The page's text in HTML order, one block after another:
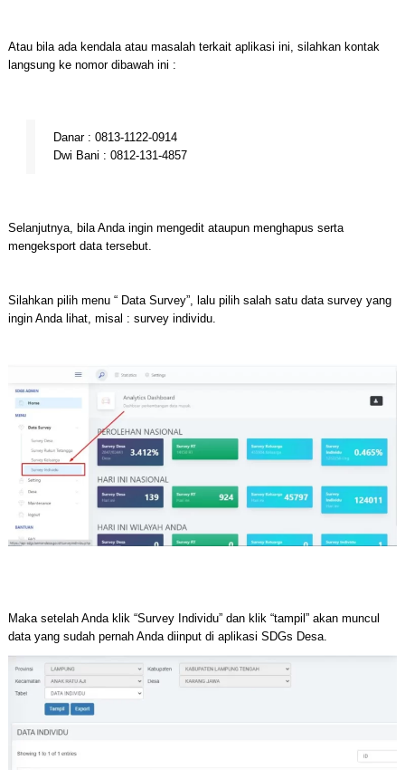
Atau bila ada kendala atau masalah terkait aplikasi ini, silahkan kontak
langsung ke nomor dibawah ini :
Danar : 0813-1122-0914
Dwi Bani : 0812-131-4857
Selanjutnya, bila Anda ingin mengedit ataupun menghapus serta
mengeksport data tersebut.
Silahkan pilih menu “ Data Survey”, lalu pilih salah satu data survey yang
ingin Anda lihat, misal : survey individu.
Maka setelah Anda klik “Survey Individu” dan klik “tampil” akan muncul
data yang sudah pernah Anda diinput di aplikasi SDGs Desa.